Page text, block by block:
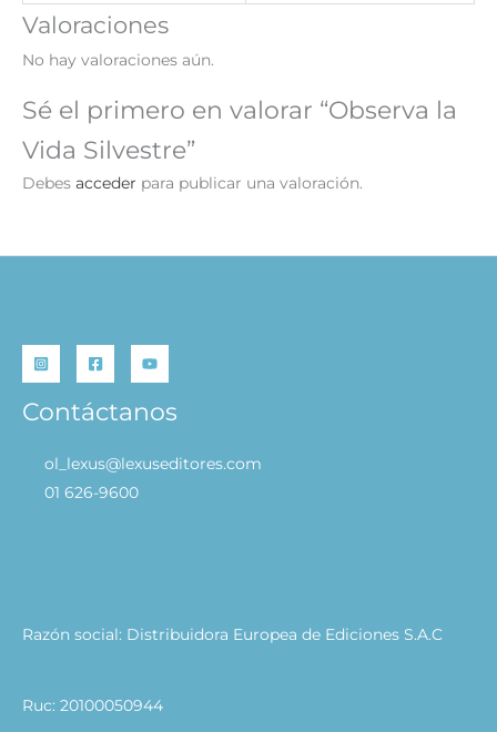
Valoraciones
No hay valoraciones aún.
Sé el primero en valorar “Observa la
Vida Silvestre”
Debes acceder para publicar una valoración.
Contáctanos
ol_lexus@lexuseditores.com
01 626-9600
Razón social: Distribuidora Europea de Ediciones S.A.C
Ruc: 20100050944